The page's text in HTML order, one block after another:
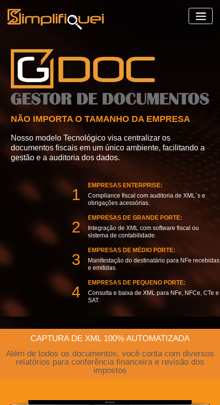
NÃO IMPORTA O TAMANHO DA EMPRESA
Nosso modelo Tecnológico visa centralizar os
documentos fiscais em um único ambiente, facilitando a
gestão e a auditoria dos dados.
1
EMPRESAS ENTERPRISE:
Compliance fiscal com auditoria de XML´s e
obrigações acessórias.
2
EMPRESAS DE GRANDE PORTE:
Integração de XML com software fiscal ou
sistema de contabilidade.
3
EMPRESAS DE MÉDIO PORTE:
Manifestação do destinatário para NFe recebidas
e emitidas.
4
EMPRESAS DE PEQUENO PORTE:
Consulta e baixa de XML para NFe, NFCe, CTe e
SAT.
CAPTURA DE XML 100% AUTOMATIZADA
Além de todos os documentos, você conta com diversos
relatórios para conferência financeira e revisão dos
impostos